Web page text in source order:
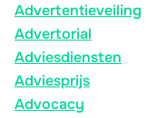
Advertentieveiling
Advertorial
Adviesdiensten
Adviesprijs
Advocacy